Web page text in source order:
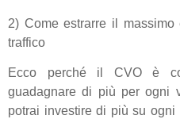
2) Come estrarre il
traffico
Ecco perché il CVO è
guadagnare di più per ogni
potrai investire di più su